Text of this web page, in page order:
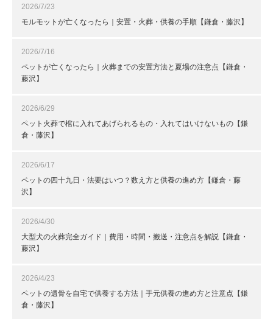
2026/7/23
モルモットが亡くなったら｜安置・火葬・供養の手順【鎌倉・藤沢】
2026/7/16
ペットが亡くなったら｜火葬までの安置方法と夏場の注意点【鎌倉・
藤沢】
2026/6/29
ペット火葬で棺に入れてあげられるもの・入れてはいけないもの【鎌
倉・藤沢】
2026/6/17
ペットの四十九日・法要はいつ？数え方と供養の進め方【鎌倉・藤
沢】
2026/4/30
大型犬の火葬完全ガイド｜費用・時間・搬送・注意点を解説【鎌倉・
藤沢】
2026/4/23
ペットの遺骨を自宅で供養する方法｜手元供養の進め方と注意点【鎌
倉・藤沢】